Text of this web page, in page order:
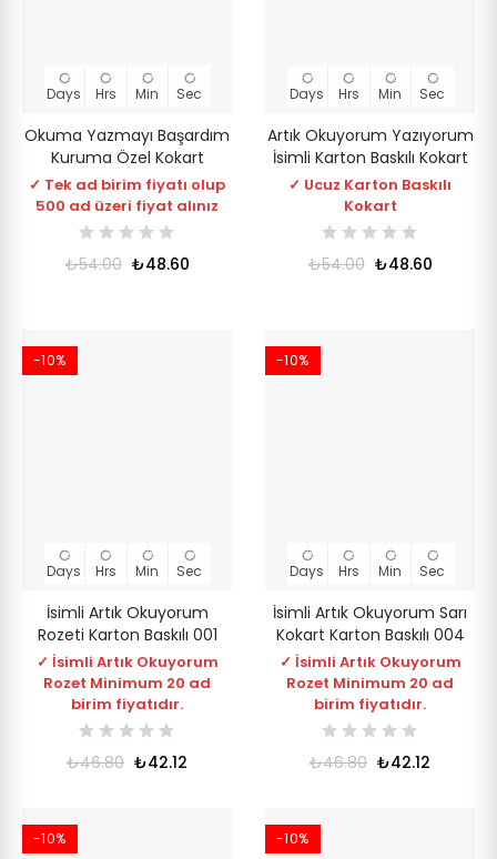
Days Hrs Min Sec
Okuma Yazmayı Başardım
Kuruma Özel Kokart
✓ Tek ad birim fiyatı olup
500 ad üzeri fiyat alınız
₺54.00 ₺48.60
Days Hrs Min Sec
Artık Okuyorum Yazıyorum
İsimli Karton Baskılı Kokart
✓ Ucuz Karton Baskılı
Kokart
₺54.00 ₺48.60
-10%
Days Hrs Min Sec
İsimli Artık Okuyorum
Rozeti Karton Baskılı 001
✓ İsimli Artık Okuyorum
Rozet Minimum 20 ad
birim fiyatıdır.
₺46.80 ₺42.12
-10%
Days Hrs Min Sec
İsimli Artık Okuyorum Sarı
Kokart Karton Baskılı 004
✓ İsimli Artık Okuyorum
Rozet Minimum 20 ad
birim fiyatıdır.
₺46.80 ₺42.12
-10% -10%